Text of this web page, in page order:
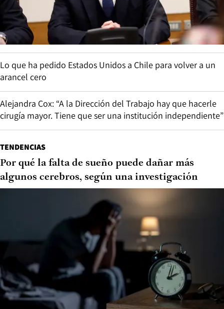
Lo que ha pedido Estados Unidos a Chile para volver a un
arancel cero
Alejandra Cox: “A la Dirección del Trabajo hay que hacerle
cirugía mayor. Tiene que ser una institución independiente”
TENDENCIAS
Por qué la falta de sueño puede dañar más
algunos cerebros, según una investigación